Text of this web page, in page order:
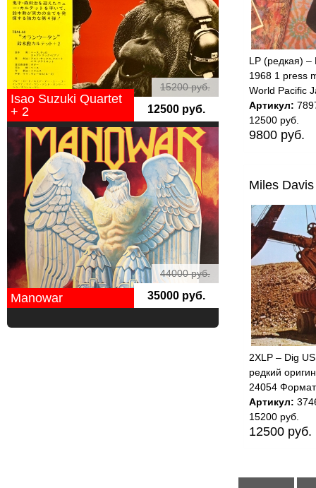
15200 руб.
Isao Suzuki Quartet
+ 2
12500 руб.
44000 руб.
Manowar 35000 руб.
LP (редкая) –
1968 1 press
World Pacific
Артикул:
12500 руб.
9800 руб.
Miles Davis
2XLP – Dig
редкий
24054
Артикул:
15200 руб.
12500 руб.
Страницы